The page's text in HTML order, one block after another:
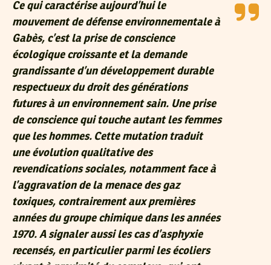
Ce qui caractérise aujourd’hui le
mouvement de défense environnementale à
Gabès, c’est la prise de conscience
écologique croissante et la demande
grandissante d’un développement durable
respectueux du droit des générations
futures à un environnement sain. Une prise
de conscience qui touche autant les femmes
que les hommes. Cette mutation traduit
une évolution qualitative des
revendications sociales, notamment face à
l’aggravation de la menace des gaz
toxiques, contrairement aux premières
années du groupe chimique dans les années
1970. A signaler aussi les cas d’asphyxie
recensés, en particulier parmi les écoliers